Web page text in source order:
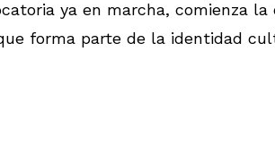
ya en marcha, comienza
forma parte de la identidad